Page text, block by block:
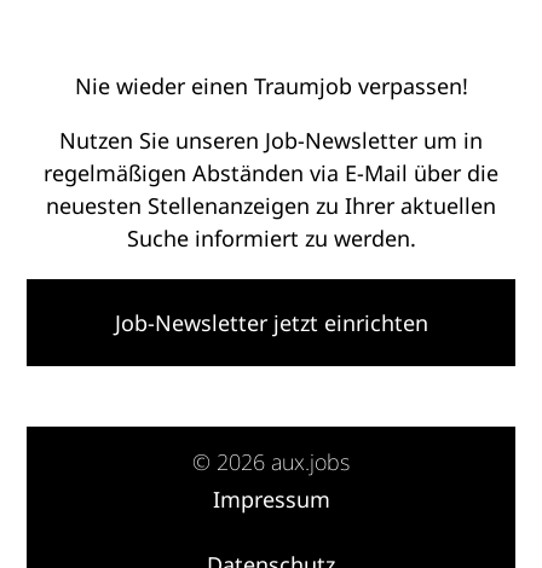
Nie wieder einen Traumjob verpassen!
Nutzen Sie unseren Job-Newsletter um in
regelmäßigen Abständen via E-Mail über die
neuesten Stellenanzeigen zu Ihrer aktuellen
Suche informiert zu werden.
Job-Newsletter jetzt einrichten
© 2026 aux.jobs
Impressum